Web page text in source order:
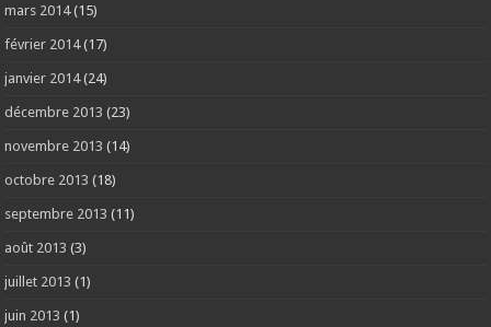
mars 2014(15)
février 2014(17)
janvier 2014(24)
décembre 2013 (23)
novembre 2013 (14)
octobre 2013 (18)
septembre 2013 (11)
août 2013 (3)
juillet 2013 (1)
juin 2013 (1)